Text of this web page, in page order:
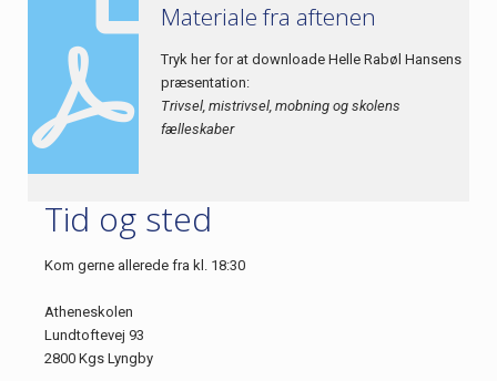
Materiale fra aftenen
Tryk her for at downloade Helle Rabøl Hansens
præsentation:
Trivsel, mistrivsel, mobning og skolens
fælleskaber
Tid og sted
Kom gerne allerede fra kl. 18:30
Atheneskolen
Lundtoftevej 93
2800 Kgs Lyngby